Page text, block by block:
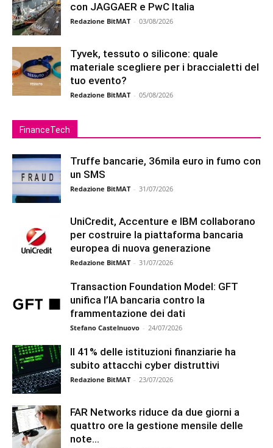
con JAGGAER e PwC Italia
Redazione BitMAT - 03/08/2026
Tyvek, tessuto o silicone: quale
materiale scegliere per i braccialetti del
tuo evento?
Redazione BitMAT - 05/08/2026
FinanceTech
Truffe bancarie, 36mila euro in fumo con
un SMS
Redazione BitMAT - 31/07/2026
UniCredit, Accenture e IBM collaborano
per costruire la piattaforma bancaria
europea di nuova generazione
Redazione BitMAT - 31/07/2026
Transaction Foundation Model: GFT
unifica l’IA bancaria contro la
frammentazione dei dati
Stefano Castelnuovo - 24/07/2026
Il 41% delle istituzioni finanziarie ha
subito attacchi cyber distruttivi
Redazione BitMAT - 23/07/2026
FAR Networks riduce da due giorni a
quattro ore la gestione mensile delle
note...